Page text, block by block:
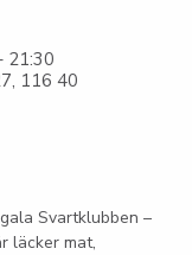
21:30
116 40
Svartklubben –
läcker mat,